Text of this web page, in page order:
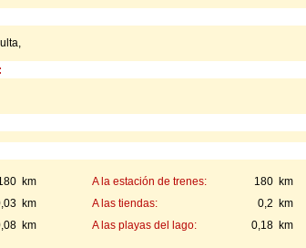
km 180 km
A la estación de trenes:
km
0,2 km
A las tiendas:
km
0,18 km
A las playas del lago: